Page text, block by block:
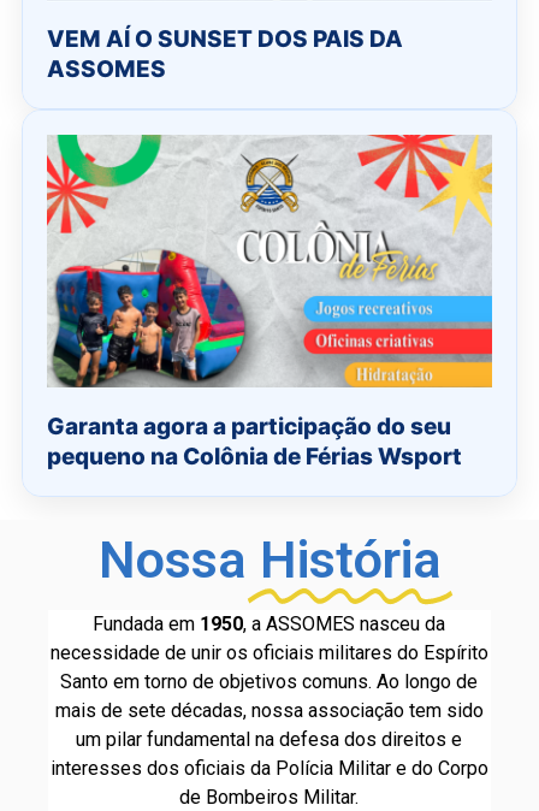
VEM AÍ O SUNSET DOS PAIS DA
ASSOMES
Garanta agora a participação do seu
pequeno na Colônia de Férias Wsport
Nossa História
Fundada em 1950, a ASSOMES nasceu da
necessidade de unir os oficiais militares do Espírito
Santo em torno de objetivos comuns. Ao longo de
mais de sete décadas, nossa associação tem sido
um pilar fundamental na defesa dos direitos e
interesses dos oficiais da Polícia Militar e do Corpo
de Bombeiros Militar.